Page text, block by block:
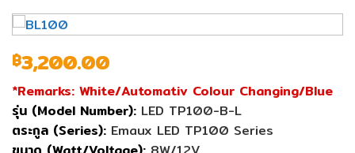
฿3,200.00
*Remarks: White/Automativ Colour Changing/Blue
รุ่น (Model Number): LED TP100-B-L
ตระกูล (Series): Emaux LED TP100 Series